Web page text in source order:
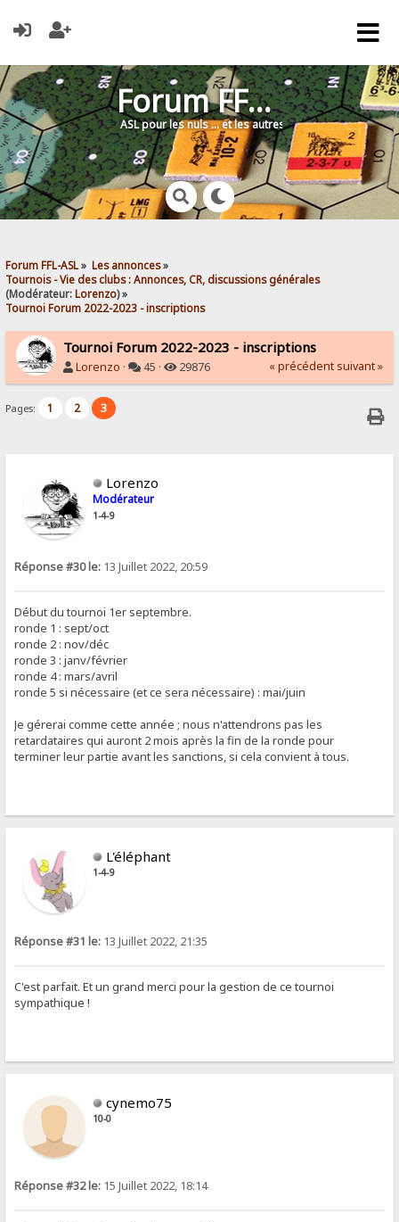
Forum FFL-ASL
ASL pour les nuls … et les autres !
Forum FFL-ASL» Les annonces»
Tournois - Vie des clubs : Annonces, CR, discussions générales
(Modérateur:Lorenzo) »
Tournoi Forum 2022-2023 - inscriptions
Tournoi Forum 2022-2023 - inscriptions
Lorenzo · 45 · 29876 « précédent suivant »
Pages: 1 2 3
Lorenzo
Modérateur
1-4-9
Réponse #30 le: 13 Juillet 2022, 20:59
Début du tournoi 1er septembre.
ronde 1 : sept/oct
ronde 2 : nov/déc
ronde 3 : janv/février
ronde 4 : mars/avril
ronde 5 si nécessaire (et ce sera nécessaire) : mai/juin
Je gérerai comme cette année ; nous n'attendrons pas les
retardataires qui auront 2 mois après la fin de la ronde pour
terminer leur partie avant les sanctions, si cela convient à tous.
L'éléphant
1-4-9
Réponse #31 le: 13 Juillet 2022, 21:35
C'est parfait. Et un grand merci pour la gestion de ce tournoi
sympathique !
cynemo75
10-0
Réponse #32 le: 15 Juillet 2022, 18:14